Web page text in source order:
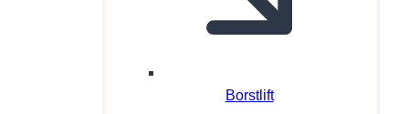
Borstlift